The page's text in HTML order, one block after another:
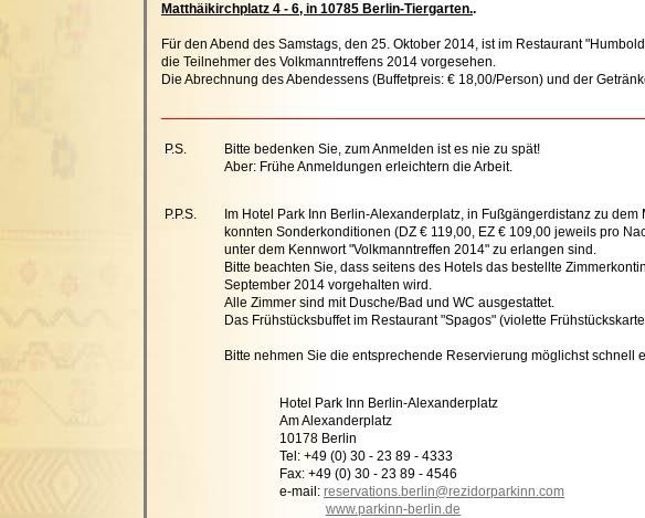
Matthäikirchplatz 4 - 6, in 10785 Berlin-Tiergarten..
Für den Abend des Samstags, den 25. Oktober 2014, ist im Restaurant
die Teilnehmer des Volkmanntreffens 2014 vorgesehen.
Die Abrechnung des Abendessens (Buffetpreis: € 18,00/Person) und der
P.S.
Bitte bedenken Sie, zum Anmelden ist es nie zu spät!
Aber: Frühe Anmeldungen erleichtern die Arbeit.
P.P.S.
Im Hotel Park Inn Berlin-Alexanderplatz, in Fußgängerdistanz zu
konnten Sonderkonditionen (DZ € 119,00, EZ € 109,00 jeweils pro
unter dem Kennwort "Volkmanntreffen 2014" zu erlangen sind.
Bitte beachten Sie, dass seitens des Hotels das bestellte
September 2014 vorgehalten wird.
Alle Zimmer sind mit Dusche/Bad und WC ausgestattet.
Das Frühstücksbuffet im Restaurant "Spagos" (violette
Bitte nehmen Sie die entsprechende Reservierung möglichst schnell
Hotel Park Inn Berlin-Alexanderplatz
Am Alexanderplatz
10178 Berlin
Tel: +49 (0) 30 - 23 89 - 4333
Fax: +49 (0) 30 - 23 89 - 4546
e-mail: reservations.berlin@rezidorparkinn.com
www.parkinn-berlin.de